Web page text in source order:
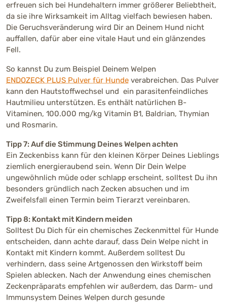
erfreuen sich bei Hundehaltern immer größerer Beliebtheit,
da sie ihre Wirksamkeit im Alltag vielfach bewiesen haben.
Die Geruchsveränderung wird Dir an Deinem Hund nicht
auffallen, dafür aber eine vitale Haut und ein glänzendes
Fell.
So kannst Du zum Beispiel Deinem Welpen
ENDOZECK PLUS Pulver für Hunde verabreichen. Das Pulver
kann den Hautstoffwechsel und ein parasitenfeindliches
Hautmilieu unterstützen. Es enthält natürlichen B-
Vitaminen, 100.000 mg/kg Vitamin B1, Baldrian, Thymian
und Rosmarin.
Tipp 7: Auf die Stimmung Deines Welpen achten
Ein Zeckenbiss kann für den kleinen Körper Deines Lieblings
ziemlich energieraubend sein. Wenn Dir Dein Welpe
ungewöhnlich müde oder schlapp erscheint, solltest Du ihn
besonders gründlich nach Zecken absuchen und im
Zweifelsfall einen Termin beim Tierarzt vereinbaren.
Tipp 8: Kontakt mit Kindern meiden
Solltest Du Dich für ein chemisches Zeckenmittel für Hunde
entscheiden, dann achte darauf, dass Dein Welpe nicht in
Kontakt mit Kindern kommt. Außerdem solltest Du
verhindern, dass seine Artgenossen den Wirkstoff beim
Spielen ablecken. Nach der Anwendung eines chemischen
Zeckenpräparats empfehlen wir außerdem, das Darm- und
Immunsystem Deines Welpen durch gesunde